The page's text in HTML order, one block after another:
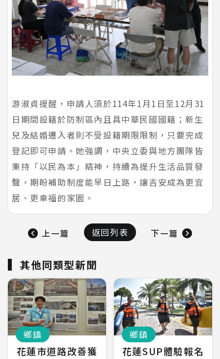
游淑貞提醒，申請人須於114年1月1日至12月31
日期間設籍於防制區內且具中華民國國籍；新生
兒及結婚遷入者則不受設籍期限限制，只要完成
登記即可申請。她強調，中央立委與地方團隊皆
秉持「以民為本」精神，持續為提升生活品質發
聲，期盼補助制度能早日上路，讓吉安成為更宜
居、更幸福的家園。
上一篇 返回列表 下一篇
其他同類型新聞
鄉鎮
花蓮市道路改善獲
鄉鎮
花蓮SUP體驗報名